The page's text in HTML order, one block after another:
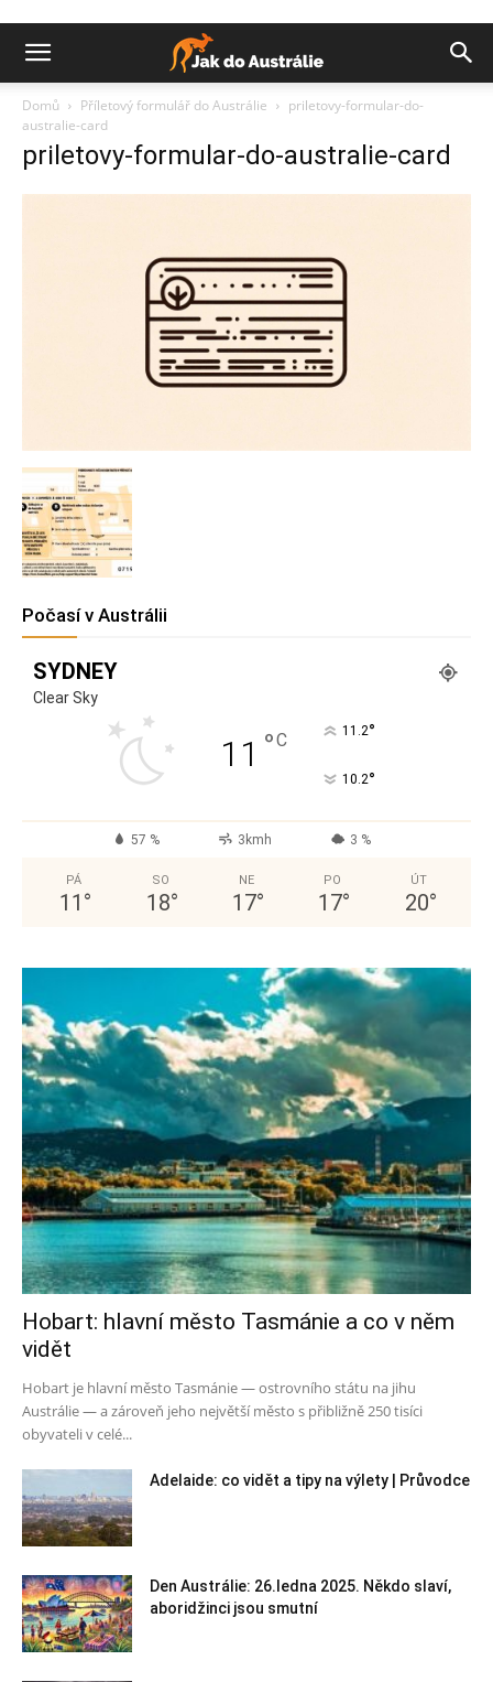
Domů Příletový formulář do Austrálie
priletovy-formular-do-
australie-card
priletovy-formular-do-australie-card
Počasí v Austrálii
SYDNEY
Clear Sky
11 °C 11.2°
10.2°
57 % 3kmh 3 %
PÁ
11 °
SO
18°
NE
17°
PO
17°
ÚT
20°
Hobart: hlavní město Tasmánie a co v něm
vidět
Hobart je hlavní město Tasmánie — ostrovního státu na jihu
Austrálie — a zároveň jeho největší město s přibližně 250 tisíci
obyvateli v celé...
Adelaide: co vidět a tipy na výlety | Průvodce
Den Austrálie: 26.ledna 2025. Někdo slaví,
aboridžinci jsou smutní